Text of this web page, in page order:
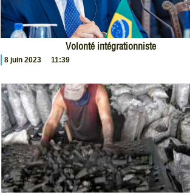
Volonté intégrationniste
8 juin 2023 11:39